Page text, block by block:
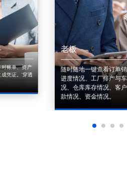
账单、资产
凭证。'穿透
老板
随时随地一键查看订单
进度情况、工厂排产与
况、仓库库存情况、客
款情况、资金情况。